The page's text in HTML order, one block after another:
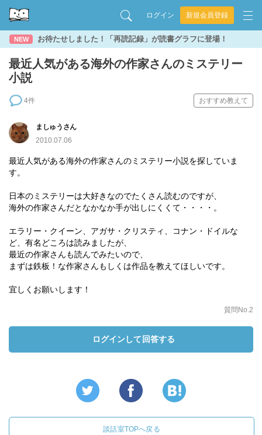
ログイン 新規会員登録
NEW お待たせしました！「再読記録」が読書グラフに登場！
最近人気がある海外の作家さんのミステリー
小説
4件 おすすめ教えて
ましゅうさん
2010.07.06
最近人気がある海外の作家さんのミステリー小説を探していま
す。
日本のミステリーは大好きなのでたくさん読むのですが、
海外の作家さんだとなかなか手が出しにくくて・・・・。
エラリー・クイーン、アガサ・クリスティ、コナン・ドイルな
ど、有名どころは読みましたが、
最近の作家さんも読んでみたいので、
まずは鉄板！な作家さんもしくは作品を教えてほしいです。
宜しくお願いします！
質問No.2
ログインして回答する
談話室TOPへ戻る